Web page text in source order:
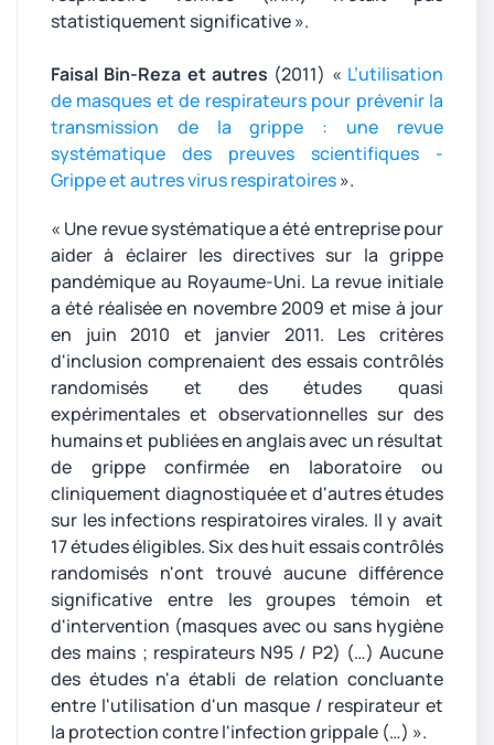
statistiquement significative ».
Faisal Bin-Reza et autres (2011) « L’utilisation
de masques et de respirateurs pour prévenir la
transmission de la grippe : une revue
systématique des preuves scientifiques -
Grippe et autres virus respiratoires».
« Une revue systématique a été entreprise pour
aider à éclairer les directives sur la grippe
pandémique au Royaume-Uni. La revue initiale
a été réalisée en novembre 2009 et mise à jour
en juin 2010 et janvier 2011. Les critères
d'inclusion comprenaient des essais contrôlés
randomisés et des études quasi
expérimentales et observationnelles sur des
humains et publiées en anglais avec un résultat
de grippe confirmée en laboratoire ou
cliniquement diagnostiquée et d'autres études
sur les infections respiratoires virales. Il y avait
17 études éligibles. Six des huit essais contrôlés
randomisés n'ont trouvé aucune différence
significative entre les groupes témoin et
d'intervention (masques avec ou sans hygiène
des mains ; respirateurs N95 / P2) (…) Aucune
des études n'a établi de relation concluante
entre l'utilisation d'un masque / respirateur et
la protection contre l'infection grippale (…) ».